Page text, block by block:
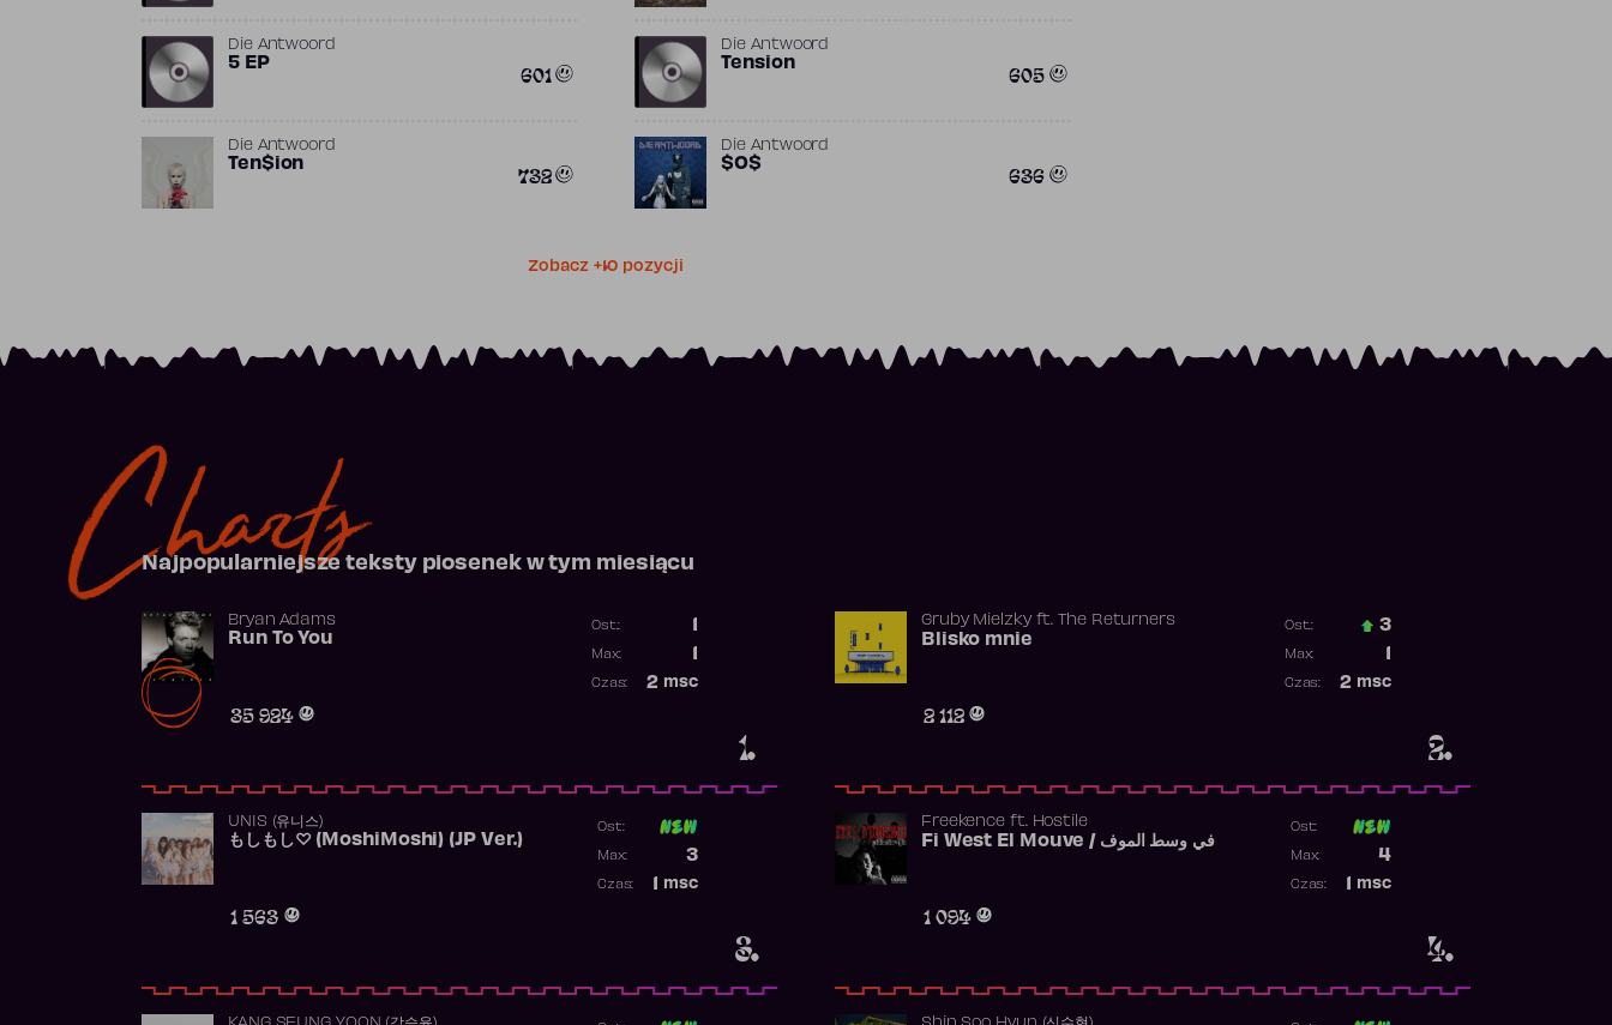
Die Antwoord
5 EP 601
Die Antwoord
Tension 605
Die Antwoord
Ten$ion 732
Die Antwoord
$O$ 636
Zobacz +10 pozycji
Charts
Najpopularniejsze teksty piosenek w tym miesiącu
1.
Bryan Adams
Run To You
35 924
Ost.:
Max:
2 msc
Czas:
2.
Gruby Mielzkyft. The Returners
Blisko mnie
2 112
Ost.: 3
Max:
2 msc
Czas:
3.
UNIS (유니스)
もしもし♡ (MoshiMoshi) (JP Ver.)
1 563
Ost:
3
Max:
msc
Czas:
4.
Freekence ft. Hostile
Fi West El Mouve / في وسط الموف
1 094
Ost:
4
Max:
msc
Czas: